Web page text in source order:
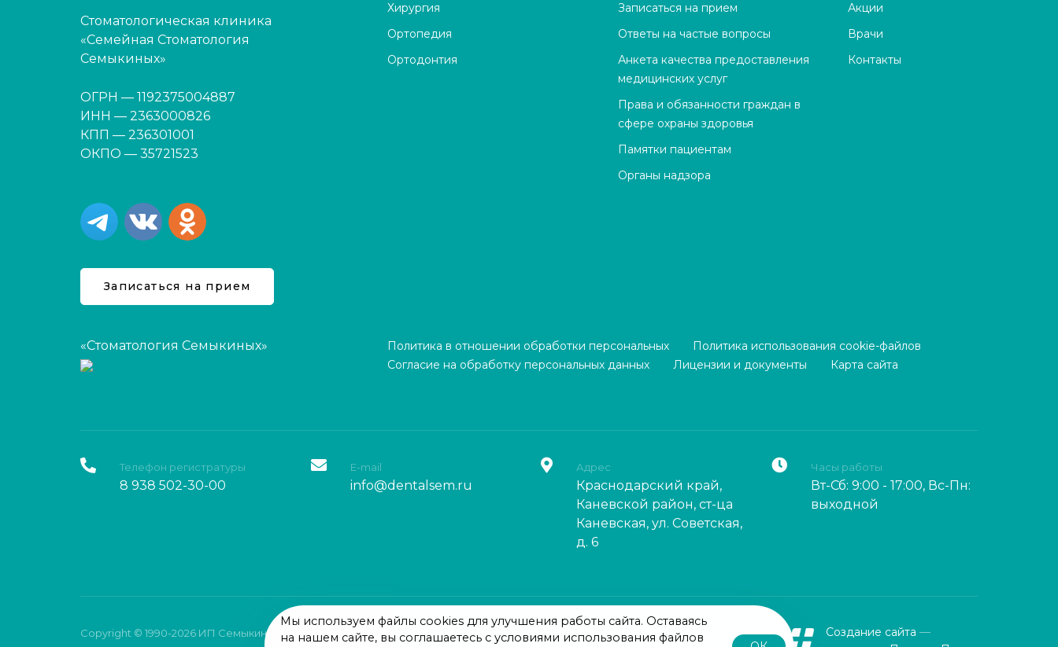
Стоматологическая клиника
«Семейная Стоматология
Семыкиных»
ОГРН — 1192375004887
ИНН — 2363000826
КПП — 236301001
ОКПО — 35721523
Записаться на прием
Хирургия
Ортопедия
Ортодонтия
Записаться на прием
Ответы на частые вопросы
Анкета качества предоставления
медицинских услуг
Права и обязанности граждан в
сфере охраны здоровья
Памятки пациентам
Органы надзора
Акции
Врачи
Контакты
«Стоматология Семыкиных» Политика в отношении обработки персональных
Политика использования cookie-файлов
Согласие на обработку персональных данных
Лицензии и документы Карта сайта
Телефон регистратуры
8 938 502-30-00
E-mail
info@dentalsem.ru
Адрес
Краснодарский край,
Каневской район, ст-ца
Каневская, ул. Советская,
д. 6
Часы работы
Вт-Сб: 9:00 - 17:00, Вс-Пн:
выходной
Copyright © 1990-2026 ИП Семыкин Михаил Владимирович. Все права защищены. Обращаем Ваше внимание на то, что
Создание сайта —
Мы используем файлы cookies для улучшения работы сайта. Оставаясь
на нашем сайте, вы соглашаетесь с условиями использования файлов